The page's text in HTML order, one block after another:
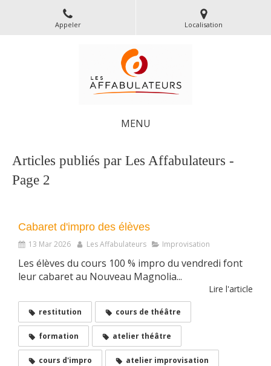
Appeler Localisation
MENU
Articles publiés par Les Affabulateurs -
Page 2
Cabaret d'impro des élèves
13 Mar 2026 Les Affabulateurs Improvisation
Les élèves du cours 100 % impro du vendredi font
leur cabaret au Nouveau Magnolia...
Lire l'article
restitution cours de théâtre
formation atelier théâtre
cours d'impro atelier improvisation